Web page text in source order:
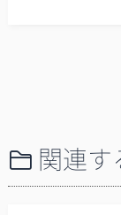
関連